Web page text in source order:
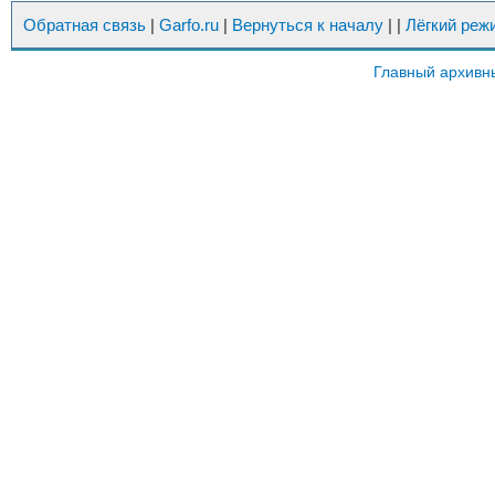
Обратная связь | Garfo.ru | Вернуться к началу | | Лёгкий
Главный